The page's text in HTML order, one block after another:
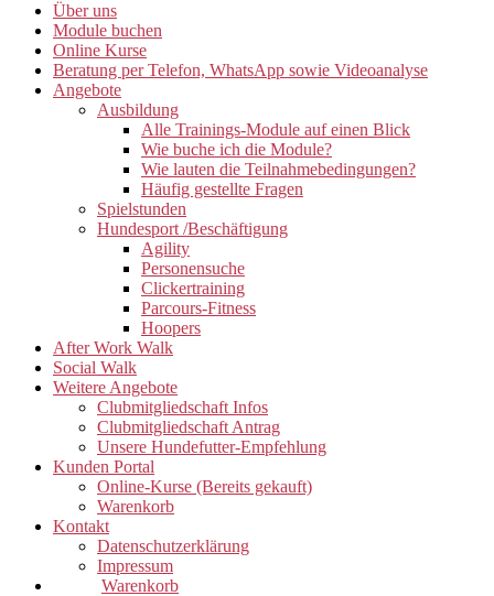
Über uns
Module buchen
Online Kurse
Beratung per Telefon, WhatsApp sowie Videoanalyse
Angebote
Ausbildung
Alle Trainings-Module auf einen Blick
Wie buche ich die Module?
Wie lauten die Teilnahmebedingungen?
Häufig gestellte Fragen
Spielstunden
Hundesport /Beschäftigung
Agility
Personensuche
Clickertraining
Parcours-Fitness
Hoopers
After Work Walk
Social Walk
Weitere Angebote
Clubmitgliedschaft Infos
Clubmitgliedschaft Antrag
Unsere Hundefutter-Empfehlung
Kunden Portal
Online-Kurse (Bereits gekauft)
Warenkorb
Kontakt
Datenschutzerklärung
Impressum
Warenkorb